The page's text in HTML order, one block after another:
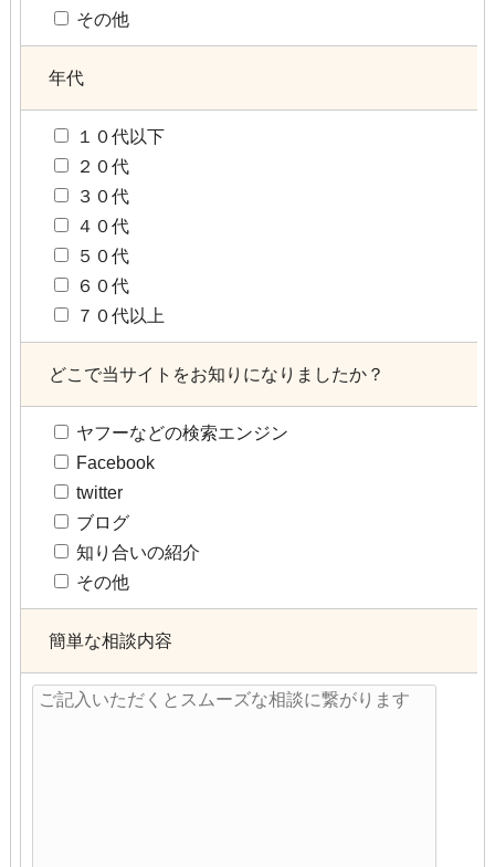
その他
年代
１０代以下
２０代
３０代
４０代
５０代
６０代
７０代以上
どこで当サイトをお知りになりましたか？
ヤフーなどの検索エンジン
Facebook
twitter
ブログ
知り合いの紹介
その他
簡単な相談内容